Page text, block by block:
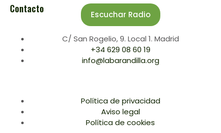
Contacto
C/ San Rogelio, 9. Local 1. Madrid
+34 629 08 60 19
info@labarandilla.org
Escuchar Radio
Política de privacidad
Aviso legal
Política de cookies